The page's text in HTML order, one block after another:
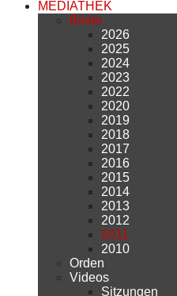
MEDIATHEK
Bilder
2026
2025
2024
2023
2022
2020
2019
2018
2017
2016
2015
2014
2013
2012
2011
2010
Orden
Videos
Sitzungen